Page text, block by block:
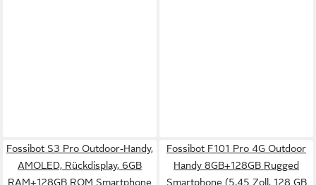
Fossibot S3 Pro Outdoor-Handy,
AMOLED, Rückdisplay, 6GB
RAM+128GB ROM Smartphone
Fossibot F101 Pro 4G Outdoor
Handy 8GB+128GB Rugged
Smartphone (5.45 Zoll, 128 GB